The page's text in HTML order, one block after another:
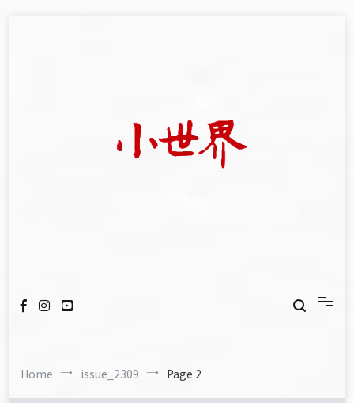
Home issue_2309 Page 2